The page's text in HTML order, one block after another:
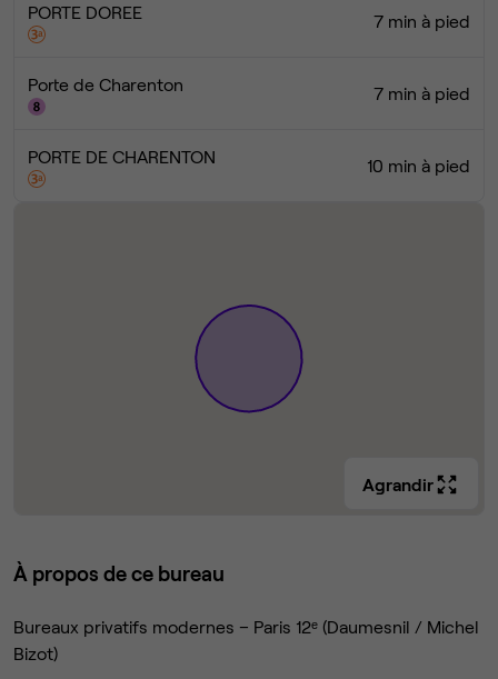
PORTE DOREE 7 min à pied
Porte de Charenton 7 min à pied
PORTE DE CHARENTON 10 min à pied
Agrandir
À propos de ce bureau
Bureaux privatifs modernes – Paris 12ᵉ (Daumesnil / Michel
Bizot)